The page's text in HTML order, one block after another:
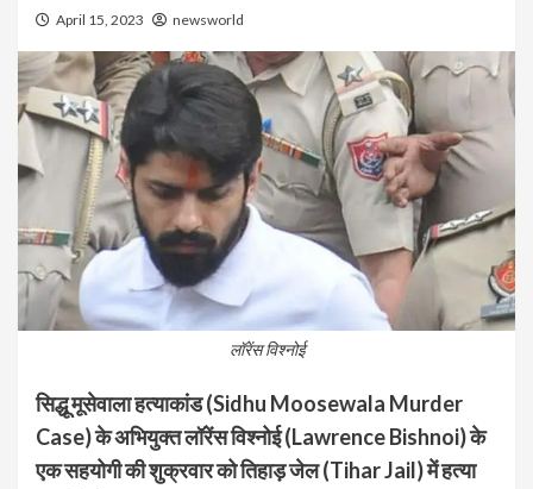
April 15, 2023 newsworld
लॉरेंस विश्नोई
सिद्धू मूसेवाला हत्याकांड (Sidhu Moosewala Murder
Case) के अभियुक्त लॉरेंस विश्नोई (Lawrence Bishnoi) के
एक सहयोगी की शुक्रवार को तिहाड़ जेल (Tihar Jail) में हत्या